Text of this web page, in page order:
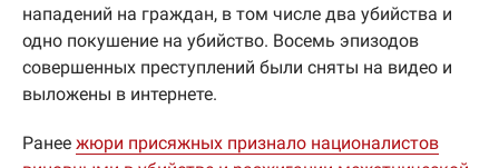
нападений на граждан, в том числе два убийства и
одно покушение на убийство. Восемь эпизодов
совершенных преступлений были сняты на видео и
выложены в интернете.
Ранее жюри присяжных признало националистов